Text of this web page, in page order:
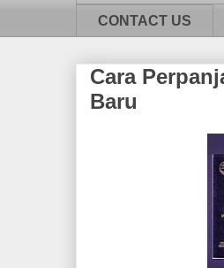
CONTACT US
Cara
Baru